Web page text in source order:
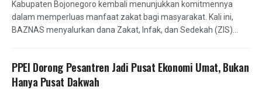
Kabupaten Bojonegoro kembali menunjukkan komitmennya
dalam memperluas manfaat zakat bagi masyarakat. Kali ini,
BAZNAS menyalurkan dana Zakat, Infak, dan Sedekah (ZIS)...
PPEI Dorong Pesantren Jadi Pusat Ekonomi Umat, Bukan
Hanya Pusat Dakwah